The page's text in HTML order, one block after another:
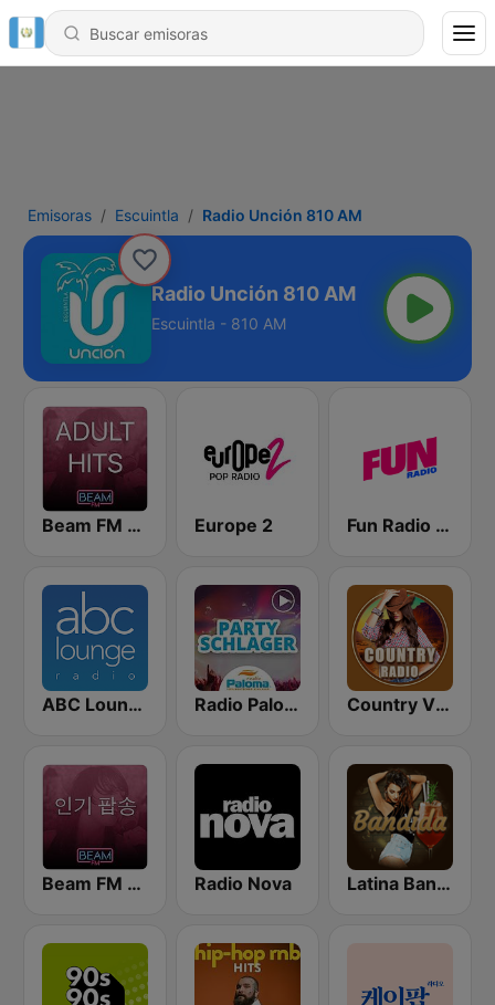
Emisoras Escuintla Radio Unción 810 AM
Radio Unción 810 AM
Escuintla - 810 AM
Beam FM - Adult Hits Europe 2 Fun Radio FRANCE
ABC Lounge Jazz Radio Paloma Partyschlager Country Vibes
Beam FM - 취향저격 감각 팝송 Radio Nova Latina Bandida!